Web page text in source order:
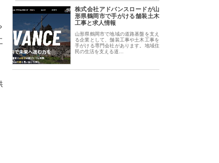
株式会社アドバンスロードが山
形県鶴岡市で手がける舗装土木
工事と求人情報
山形県鶴岡市で地域の道路基盤を支え
る企業として、舗装工事や土木工事を
手がける専門会社があります。地域住
民の生活を支える道…